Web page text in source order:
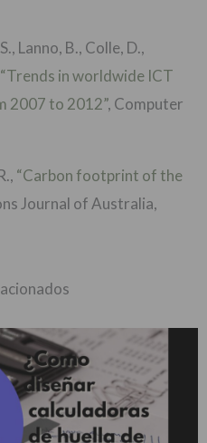
Lanno, B., Colle, D.,
“Trends in worldwide ICT
2007 to 2012”, Computer
“Carbon footprint of the
Journal of Australia,